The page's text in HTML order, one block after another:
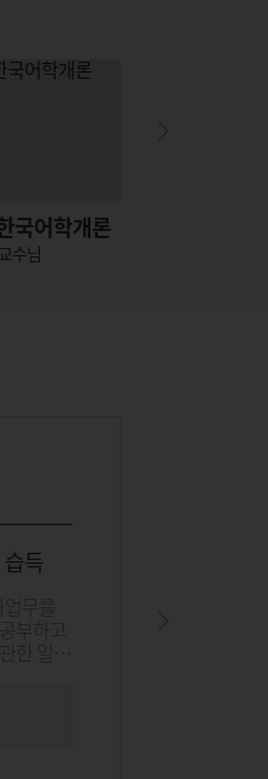
국어학개론
수님
득
무를
부하고
일을